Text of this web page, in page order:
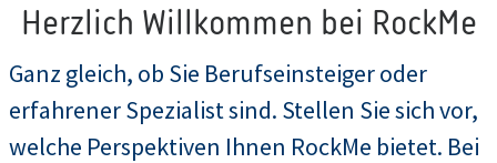
Herzlich Willkommen bei RockMe
Ganz gleich, ob Sie Berufseinsteiger oder
erfahrener Spezialist sind. Stellen Sie sich vor,
welche Perspektiven Ihnen RockMe bietet. Bei